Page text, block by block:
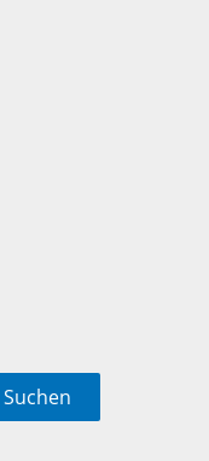
Suchen